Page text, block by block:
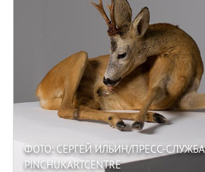
ФОТО: СЕРГЕЙ ИЛЬИН/ПРЕСС-СЛУЖБА
PINCHUKARTCENTRE